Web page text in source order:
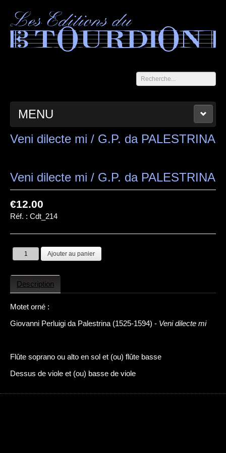
Rechercher
MENU
ACCUEIL LES CAHIERS DU TOURDION CATALOGUE
Veni dilecte mi / G.P. da PALESTRINA
Veni dilecte mi / G.P. da PALESTRINA
€12.00
Réf. : Cdt_214
Description
Motet orné :
Giovanni Perluigi da Palestrina (1525-1594) - Veni dilecte mi
Flûte soprano ou alto en sol et (ou) flûte basse
Dessus de viole et (ou) basse de viole